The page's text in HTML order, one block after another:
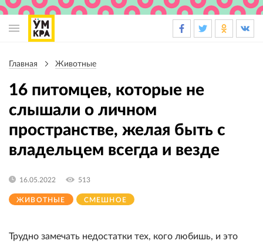
навигация
навигации
Главная Животные
16 питомцев, которые не
слышали о личном
пространстве, желая быть с
владельцем всегда и везде
ЖИВОТНЫЕ СМЕШНОЕ
16.05.2022 513
Трудно замечать недостатки тех, кого любишь, и это